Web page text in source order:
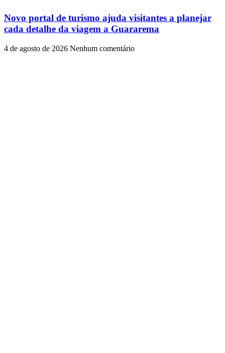
Novo portal de turismo ajuda visitantes a planejar
cada detalhe da viagem a Guararema
4 de agosto de 2026 Nenhum comentário